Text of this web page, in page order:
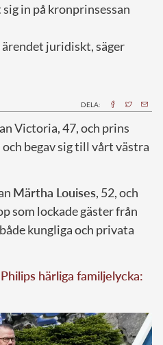
in på kronprinsessan
juridiskt, säger
DELA:
Victoria, 47, och prins
och begav sig till vårt västra
Märtha Louises, 52, och
som lockade gäster från
kungliga och privata
härliga familjelycka: